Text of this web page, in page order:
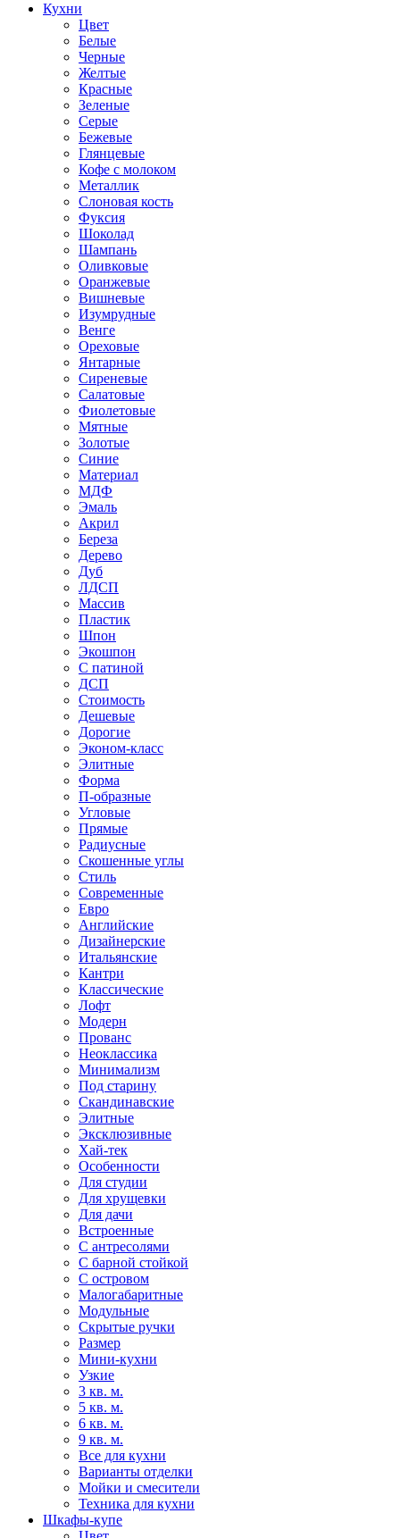
Кухни
Цвет
Белые
Черные
Желтые
Красные
Зеленые
Серые
Бежевые
Глянцевые
Кофе с молоком
Металлик
Слоновая кость
Фуксия
Шоколад
Шампань
Оливковые
Оранжевые
Вишневые
Изумрудные
Венге
Ореховые
Янтарные
Сиреневые
Салатовые
Фиолетовые
Мятные
Золотые
Синие
Материал
МДФ
Эмаль
Акрил
Береза
Дерево
Дуб
ЛДСП
Массив
Пластик
Шпон
Экошпон
С патиной
ДСП
Стоимость
Дешевые
Дорогие
Эконом-класс
Элитные
Форма
П-образные
Угловые
Прямые
Радиусные
Скошенные углы
Стиль
Современные
Евро
Английские
Дизайнерские
Итальянские
Кантри
Классические
Лофт
Модерн
Прованс
Неоклассика
Минимализм
Под старину
Скандинавские
Элитные
Эксклюзивные
Хай-тек
Особенности
Для студии
Для хрущевки
Для дачи
Встроенные
С антресолями
С барной стойкой
С островом
Малогабаритные
Модульные
Скрытые ручки
Размер
Мини-кухни
Узкие
3 кв. м.
5 кв. м.
6 кв. м.
9 кв. м.
Все для кухни
Варианты отделки
Мойки и смесители
Техника для кухни
Шкафы-купе